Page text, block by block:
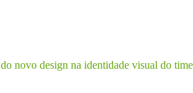
novo design na identidade visual do time